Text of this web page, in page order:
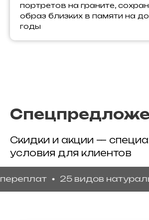
портретов на граните,
образ близких в памяти на
годы
Скидки и акции —
условия для клиентов
25 видов натурального